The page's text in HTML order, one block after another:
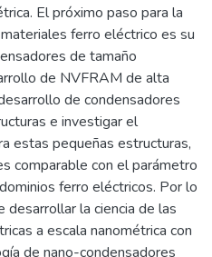
El próximo paso para la
ferro eléctrico es su
de tamaño
de NVFRAM de alta
de condensadores
e investigar el
estas pequeñas estructuras,
comparable con el parámetro
ferro eléctricos. Por lo
desarrollar la ciencia de las
a escala nanométrica con
de nano-condensadores